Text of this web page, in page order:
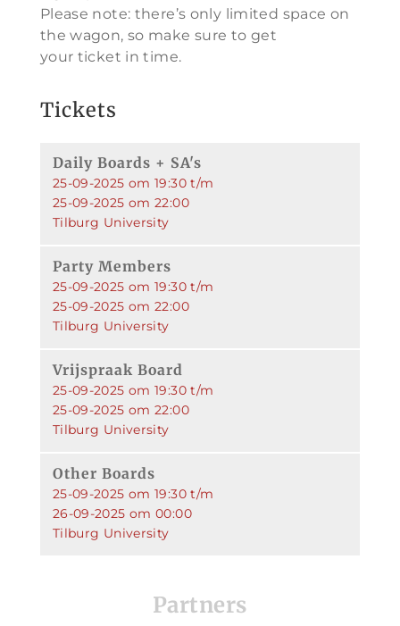
Please note: there’s only limited space on
the wagon, so make sure to get
your ticket in time.
Tickets
Daily Boards + SA's
25-09-2025 om 19:30 t/m
25-09-2025 om 22:00
Tilburg University
Party Members
25-09-2025 om 19:30 t/m
25-09-2025 om 22:00
Tilburg University
Vrijspraak Board
25-09-2025 om 19:30 t/m
25-09-2025 om 22:00
Tilburg University
Other Boards
25-09-2025 om 19:30 t/m
26-09-2025 om 00:00
Tilburg University
Partners